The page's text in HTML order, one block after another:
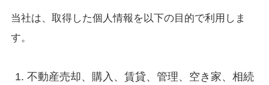
当社は、取得した個人情報を以下の目的で利用しま
す。
不動産売却、購入、賃貸、管理、空き家、相続